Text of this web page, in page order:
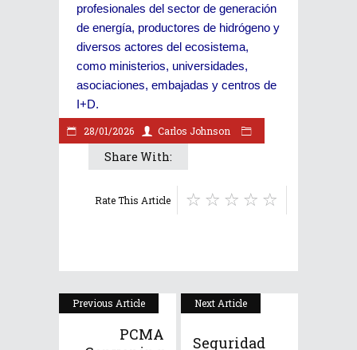
28/01/2026 Carlos Johnson
profesionales del sector de generación
de energía, productores de hidrógeno y
diversos actores del ecosistema,
como ministerios, universidades,
asociaciones, embajadas y centros de
I+D.
Share With:
Rate This Article
Previous Article
PCMA
Next Article
Seguridad